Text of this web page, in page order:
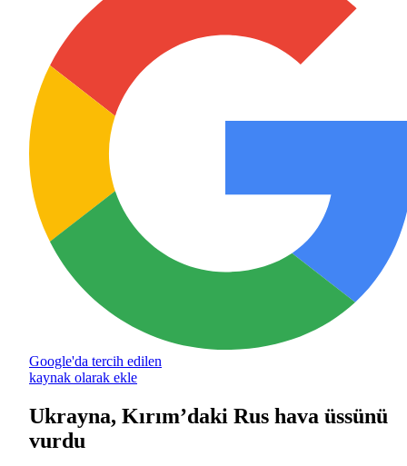
Google'da tercih edilen
kaynak olarak ekle
Ukrayna, Kırım’daki Rus hava üssünü
vurdu